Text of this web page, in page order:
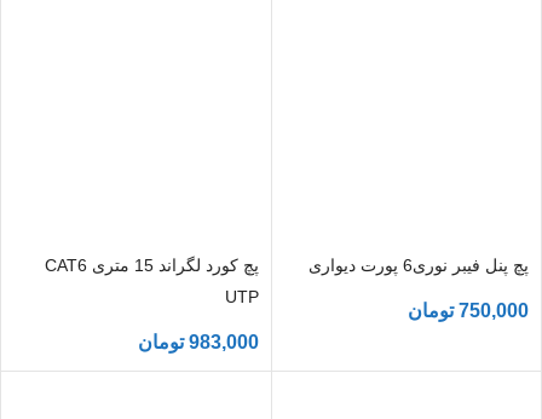
پچ پنل فیبر نوری6 پورت دیواری
750,000 تومان
پچ کورد لگراند 15 متری CAT6
UTP
983,000 تومان